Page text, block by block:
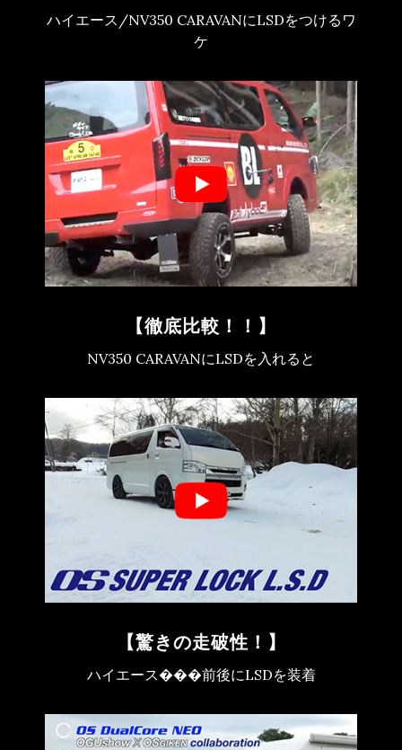
ハイエース/NV350 CARAVANにLSDをつけるワ
ケ
【徹底比較！！】
NV350 CARAVANにLSDを入れると
【驚きの走破性！】
ハイエース���前後にLSDを装着